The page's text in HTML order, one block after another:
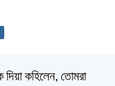
দিয়া কহিলেন, তোমরা